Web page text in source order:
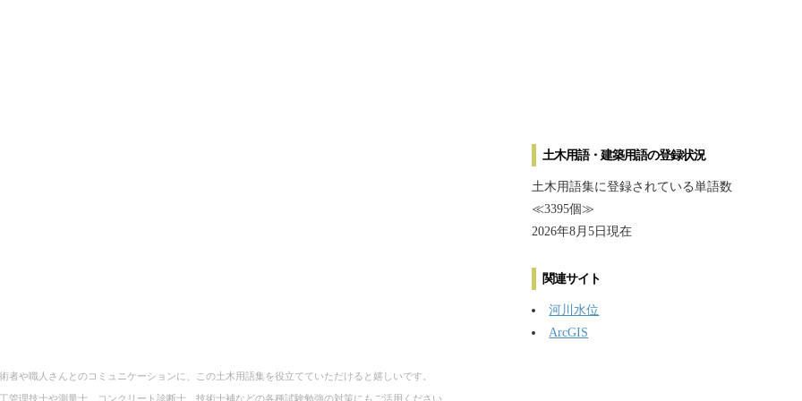
土木用語・建築用語の登録状況
土木用語集に登録されている単語数
≪3395個≫
2026年8月5日現在
関連サイト
河川水位
ArcGIS
者や職人さんとのコミュニケーションに、この土木用語集を役立てていただけると嬉しいです。
管理技士や測量士、コンクリート診断士、技術士補などの各種試験勉強の対策にもご活用ください。